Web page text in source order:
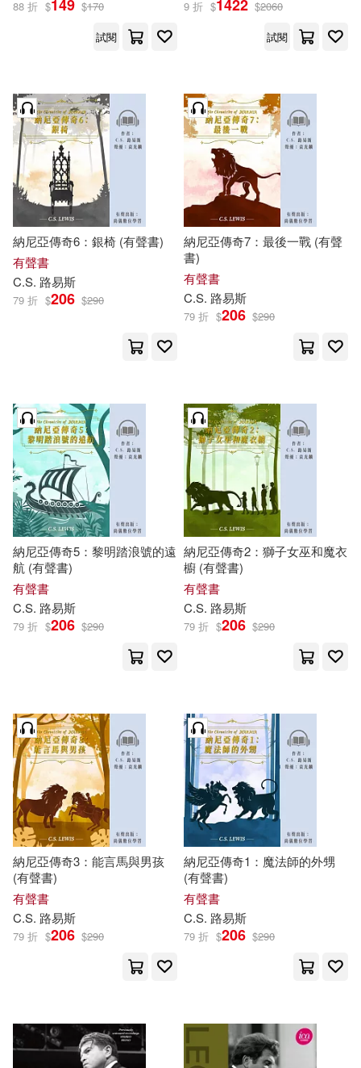
黎詠嫻(7)
（英）簡·奧斯丁(7)
（英）阿瑟·柯南道爾(7)
（英）霍布斯(7)
(法)凡爾納(6) Mark Gatiss(6)
中國人民大學法律援助中心(6)
中國地圖出版社編制出版發行(6)
伊利夏提(6) 儒勒．凡爾納(6)
周顯亮(6) 奧斯汀．弗利曼(6)
張蓉(6)
林雅雯(6) 柯南 道爾(6)
桑德拉‧勒雲(6)
法蘭西斯．塔朋(6) 王夢梅(6)
由貴香織里(6) 立神敦(6)
羅曼‧羅蘭(6)
路易斯．卡洛爾(6)
黎慧嫻(6)
現代出版社(31)
重慶出版社(31)
中國電力出版社(30)
哈爾濱工業大學出版社(30)
東方出版社(30)
經濟科學出版社(30)
Onyx Classics(29)
小熊出版(29)
新世界出版社(29)
東雨文化(29)
湖南文藝出版社(29)
台灣東販(28)
江蘇鳳凰文藝出版社(28)
Belle Ame(27)
天津人民出版社(27)
MELODIYA(26)
中國法制出版社(26)
民主與建設出版社(26)
Accentus(25) Evidence(25)
88 折 $149 $170
試閱
9 折 $1422 $2060
試閱
納尼亞傳奇6：銀椅 (有聲書)
有聲書
C.S. 路易斯
79 折 $206 $290
納尼亞傳奇7：最後一戰 (有聲
書)
有聲書
C.S. 路易斯
79 折 $206 $290
納尼亞傳奇5：黎明踏浪號的遠
航 (有聲書)
有聲書
C.S. 路易斯
79 折 $206 $290
納尼亞傳奇2：獅子女巫和魔衣
櫥 (有聲書)
有聲書
C.S. 路易斯
79 折 $206 $290
納尼亞傳奇3：能言馬與男孩
(有聲書)
有聲書
C.S. 路易斯
79 折 $206 $290
納尼亞傳奇1：魔法師的外甥
(有聲書)
有聲書
C.S. 路易斯
79 折 $206 $290